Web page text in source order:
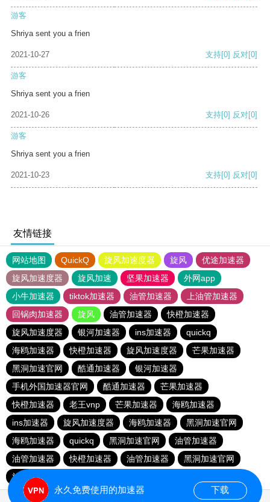
游客
Shriya sent you a frien
2021-10-27 支持[0] 反对[0]
游客
Shriya sent you a frien
2021-10-26 支持[0] 反对[0]
游客
Shriya sent you a frien
2021-10-23 支持[0] 反对[0]
友情链接
网站地图 QuickQ 旋风加速度器 旋风
优途加速器
旋风加速度器
旋风加速 坚果加速器
外网app
小牛加速器
tiktok加速器 油管加速器
上油管加速器
回锅肉加速器
旋风 油管加速器
快橙加速器
旋风加速度器
银河加速器 ins加速器
quickq
海鸥加速器
快橙加速器 旋风加速度器
芒果加速器
黑洞加速官网
酷通加速器
银河加速器
手机外国加速器官网
酷通加速器
芒果加速器
快橙加速器
老王vnp 芒果加速器
海鸥加速器
ins加速器
旋风加速度器 海鸥加速器
黑洞加速官网
海鸥加速器
quickq 黑洞加速官网
油管加速器
油管加速器
快橙加速器 油管加速器
黑洞加速官网
旋风加速度器
永久免费使用的加速器 下载